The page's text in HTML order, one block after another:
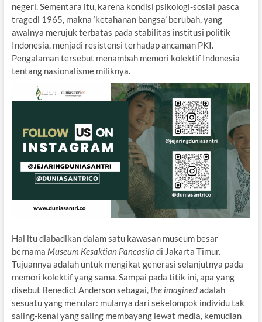
negeri. Sementara itu, karena kondisi psikologi-sosial pasca
tragedi 1965, makna ‘ketahanan bangsa’ berubah, yang
awalnya merujuk terbatas pada stabilitas institusi politik
Indonesia, menjadi resistensi terhadap ancaman PKI.
Pengalaman tersebut menambah memori kolektif Indonesia
tentang nasionalisme miliknya.
Hal itu diabadikan dalam satu kawasan museum besar
bernama Museum Kesaktian Pancasila di Jakarta Timur.
Tujuannya adalah untuk mengikat generasi selanjutnya pada
memori kolektif yang sama. Sampai pada titik ini, apa yang
disebut Benedict Anderson sebagai, the imaginedadalah
sesuatu yang menular: mulanya dari sekelompok individu tak
saling-kenal yang saling membayang lewat media, kemudian